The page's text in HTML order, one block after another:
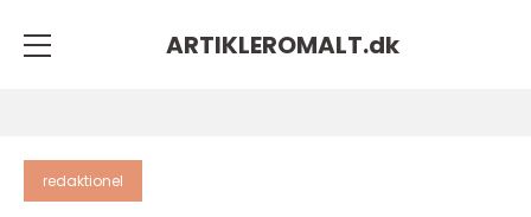
ARTIKLEROMALT.dk
redaktionel